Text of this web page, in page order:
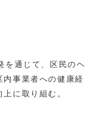
通じて、区民のヘ
内事業者への健康経
に取り組む。